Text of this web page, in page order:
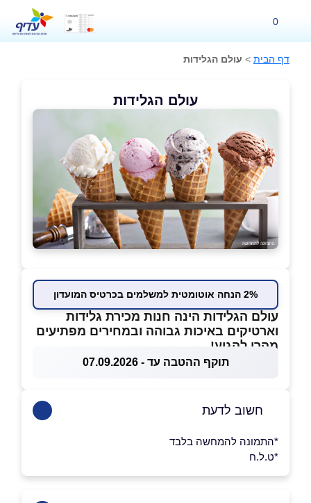
0
דף הבית > עולם הגלידות
עולם הגלידות
2% הנחה אוטומטית למשלמים בכרטיס המועדון
עולם הגלידות הינה חנות מכירת גלידות
וארטיקים באיכות גבוהה ובמחירים מפתיעים
מהרו להגיע!
תוקף ההטבה עד - 07.09.2026
חשוב לדעת
*התמונה להמחשה בלבד
*ט.ל.ח